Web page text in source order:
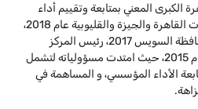
الكبرى المعني بمتابعة وتقييم أداء
وحدات الجهاز الإداري بمحافظات القاهرة والجيزة والقليوبية عام 2018،
رئيس مكتب الرقابة الإدارية بمحافظة السويس 2017، رئيس المركز
الإعلامي لهيئة الرقابة الإدارية عام 2015، حيث امتدت مسؤولياته لتشمل
الأداء المؤسسي، و المساهمة في